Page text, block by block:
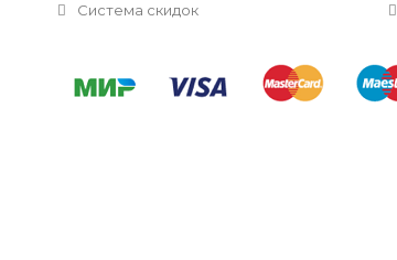
Система скидок